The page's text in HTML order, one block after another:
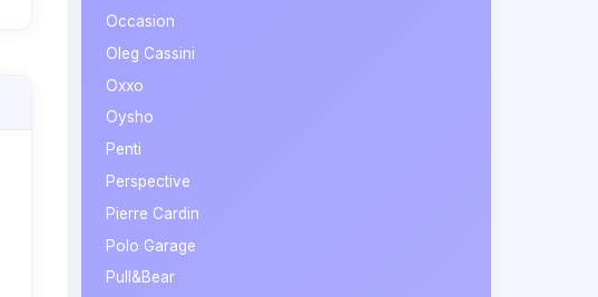
Occasion
Oleg Cassini
Oxxo
Oysho
Penti
Perspective
Pierre Cardin
Polo Garage
Pull&Bear